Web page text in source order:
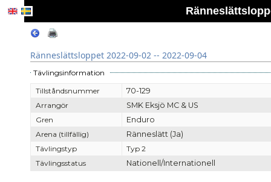
Ränneslättsloppet 2022-09-02 -- 2022-09-04
Tävlingsinformation
Tillståndsnummer
70-129
Arrangör
SMK Eksjö MC & US
Gren
Enduro
Arena (tillfällig)
Ränneslätt (Ja)
Tävlingstyp
Typ 2
Tävlingsstatus
Nationell/Internationell